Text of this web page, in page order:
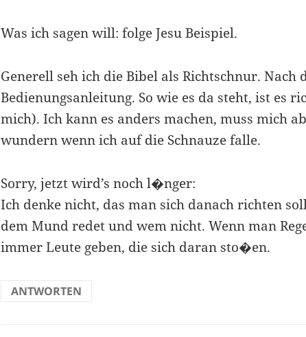
Was ich sagen will: folge Jesu Beispiel.
Generell seh ich die Bibel als Richtschnur. Nach
Bedienungsanleitung. So wie es da steht, ist es
mich). Ich kann es anders machen, muss mich
wundern wenn ich auf die Schnauze falle.
Sorry, jetzt wird’s noch l�nger:
Ich denke nicht, das man sich danach richten
dem Mund redet und wem nicht. Wenn man
immer Leute geben, die sich daran sto�en.
ANTWORTEN